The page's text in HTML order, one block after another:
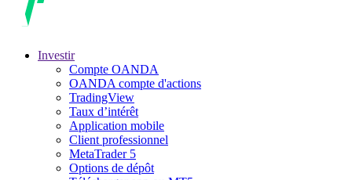
Investir
Compte OANDA
OANDA compte d'actions
TradingView
Taux d’intérêt
Application mobile
Client professionnel
MetaTrader 5
Options de dépôt